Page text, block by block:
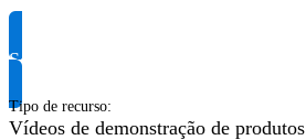
Solicite informação do produto
Tipo de recurso:
Vídeos de demonstração de produtos